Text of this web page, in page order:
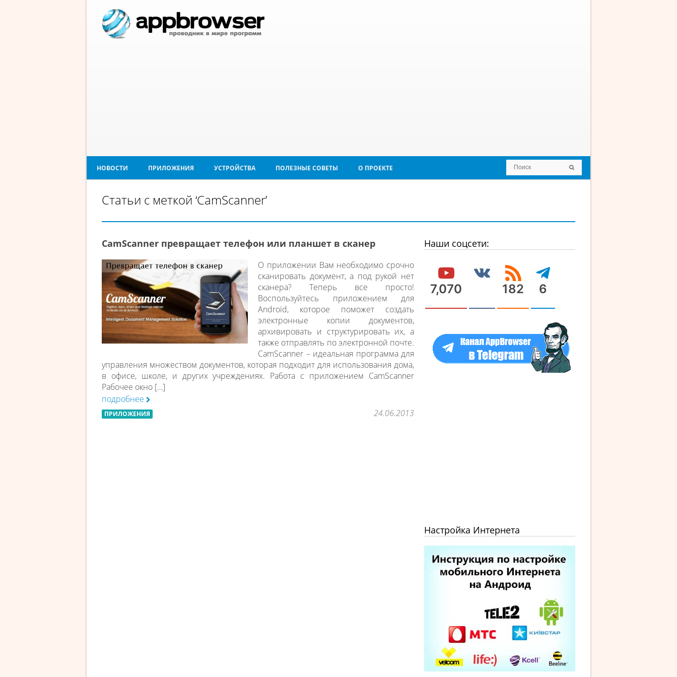
НОВОСТИ ПРИЛОЖЕНИЯ УСТРОЙСТВА ПОЛЕЗНЫЕ СОВЕТЫ О ПРОЕКТЕ
Статьи с меткой ‘CamScanner’
CamScanner превращает телефон или планшет в сканер
О приложении Вам необходимо срочно
сканировать документ, а под рукой нет
сканера? Теперь все просто!
Воспользуйтесь приложением для
Android, которое поможет создать
электронные копии документов,
архивировать и структурировать их, а
также отправлять по электронной почте.
CamScanner – идеальная программа для
управления множеством документов, которая подходит для использования дома,
в офисе, школе, и других учреждениях. Работа с приложением CamScanner
Рабочее окно […]
подробнее
ПРИЛОЖЕНИЯ 24.06.2013
Наши соцсети:
7,070 182 6
Настройка Интернета